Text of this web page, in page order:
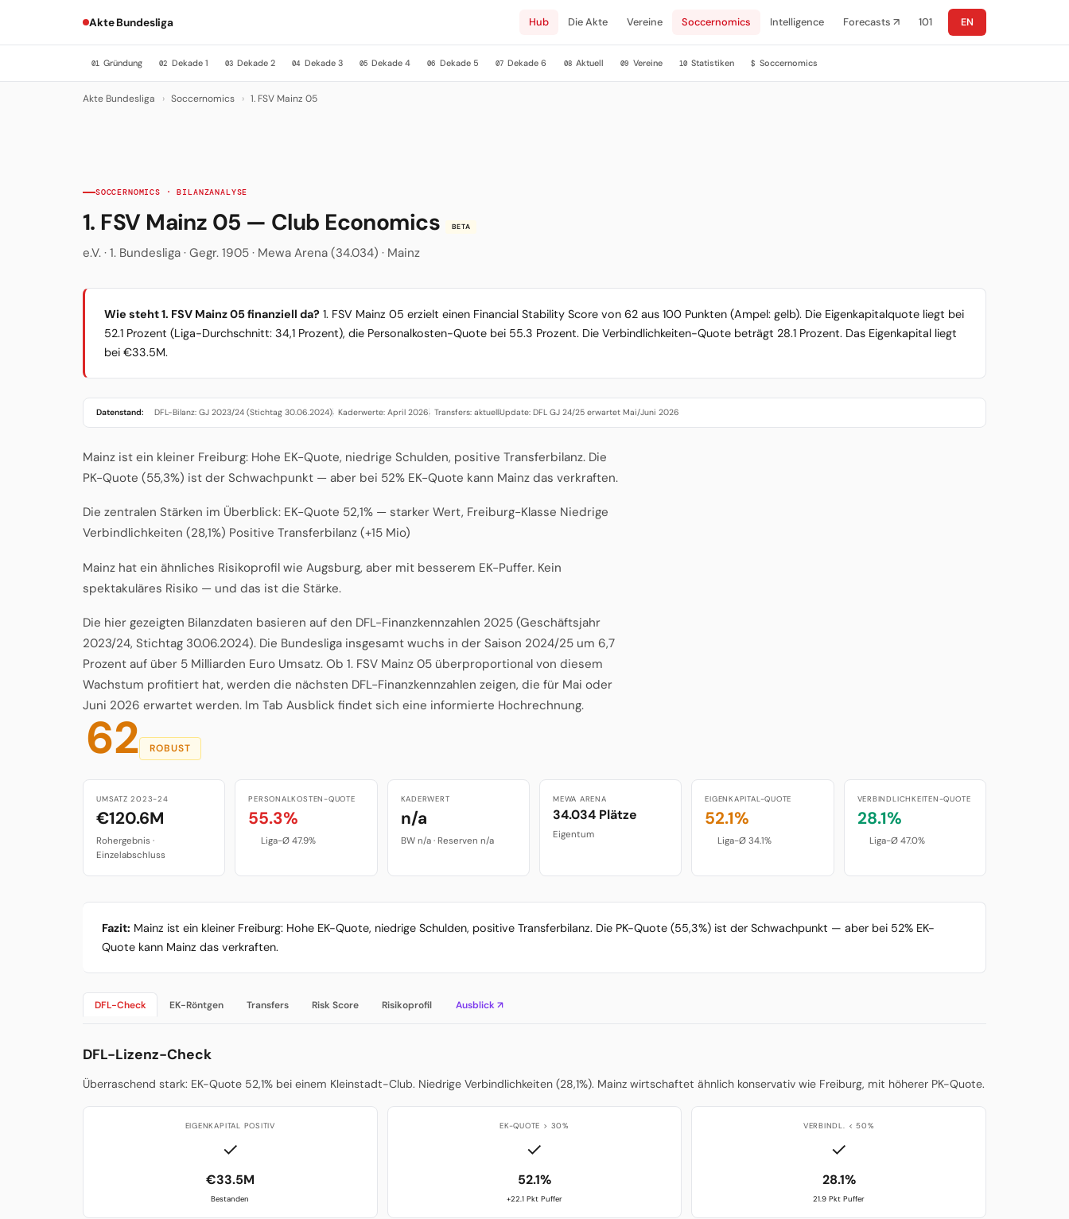
Akte Bundesliga Hub Die Akte Vereine Soccernomics Intelligence Forecasts ↗ 101 EN
01 Gründung 02 Dekade 1 03 Dekade 2 04 Dekade 3 05 Dekade 4 06 Dekade 5 07 Dekade 6 08 Aktuell 09 Vereine 10 Statistiken $ Soccernomics
Akte Bundesliga › Soccernomics › 1. FSV Mainz 05
SOCCERNOMICS · BILANZANALYSE
1. FSV Mainz 05 — Club Economics BETA
e.V. · 1. Bundesliga · Gegr. 1905 · Mewa Arena (34.034) · Mainz
Wie steht 1. FSV Mainz 05 finanziell da? 1. FSV Mainz 05 erzielt einen Financial Stability Score von 62 aus 100 Punkten (Ampel: gelb). Die Eigenkapitalquote liegt bei
52.1 Prozent (Liga-Durchschnitt: 34,1 Prozent), die Personalkosten-Quote bei 55.3 Prozent. Die Verbindlichkeiten-Quote beträgt 28.1 Prozent. Das Eigenkapital liegt
bei €33.5M.
Datenstand: DFL-Bilanz: GJ 2023/24 (Stichtag 30.06.2024)· Kaderwerte: April 2026· Transfers: aktuell·Update: DFL GJ 24/25 erwartet Mai/Juni 2026
Mainz ist ein kleiner Freiburg: Hohe EK-Quote, niedrige Schulden, positive Transferbilanz. Die
PK-Quote (55,3%) ist der Schwachpunkt — aber bei 52% EK-Quote kann Mainz das verkraften.
Die zentralen Stärken im Überblick: EK-Quote 52,1% — starker Wert, Freiburg-Klasse Niedrige
Verbindlichkeiten (28,1%) Positive Transferbilanz (+15 Mio)
Mainz hat ein ähnliches Risikoprofil wie Augsburg, aber mit besserem EK-Puffer. Kein
spektakuläres Risiko — und das ist die Stärke.
Die hier gezeigten Bilanzdaten basieren auf den DFL-Finanzkennzahlen 2025 (Geschäftsjahr
2023/24, Stichtag 30.06.2024). Die Bundesliga insgesamt wuchs in der Saison 2024/25 um 6,7
Prozent auf über 5 Milliarden Euro Umsatz. Ob 1. FSV Mainz 05 überproportional von diesem
Wachstum profitiert hat, werden die nächsten DFL-Finanzkennzahlen zeigen, die für Mai oder
Juni 2026 erwartet werden. Im Tab Ausblick findet sich eine informierte Hochrechnung.
62 ROBUST
UMSATZ 2023-24
€120.6M
Rohergebnis ·
Einzelabschluss
PERSONALKOSTEN-QUOTE
55.3%
Liga-Ø 47.9%
KADERWERT
n/a
BW n/a · Reserven n/a
MEWA ARENA
34.034 Plätze
Eigentum
EIGENKAPITAL-QUOTE
52.1%
Liga-Ø 34.1%
VERBINDLICHKEITEN-QUOTE
28.1%
Liga-Ø 47.0%
Fazit: Mainz ist ein kleiner Freiburg: Hohe EK-Quote, niedrige Schulden, positive Transferbilanz. Die PK-Quote (55,3%) ist der Schwachpunkt — aber bei 52% EK-
Quote kann Mainz das verkraften.
DFL-Check EK-Röntgen Transfers Risk Score Risikoprofil Ausblick ↗
DFL-Lizenz-Check
Überraschend stark: EK-Quote 52,1% bei einem Kleinstadt-Club. Niedrige Verbindlichkeiten (28,1%). Mainz wirtschaftet ähnlich konservativ wie Freiburg, mit höherer PK-Quote.
EIGENKAPITAL POSITIV
✓
€33.5M
Bestanden
EK-QUOTE > 30%
✓
52.1%
+22.1 Pkt Puffer
VERBINDL. < 50%
✓
28.1%
21.9 Pkt Puffer